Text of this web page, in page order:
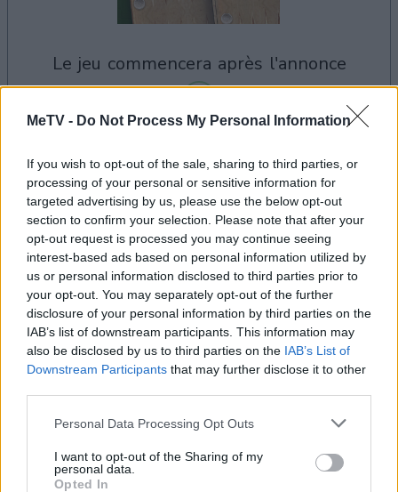
MeTV - Do Not Process My Personal Information
If you wish to opt-out of the sale, sharing to third parties, or
processing of your personal or sensitive information for
targeted advertising by us, please use the below opt-out
section to confirm your selection. Please note that after your
opt-out request is processed you may continue seeing
interest-based ads based on personal information utilized by
us or personal information disclosed to third parties prior to
your opt-out. You may separately opt-out of the further
disclosure of your personal information by third parties on the
IAB’s list of downstream participants. This information may
also be disclosed by us to third parties on the IAB’s List of
Downstream Participants that may further disclose it to other
Personal Data Processing Opt Outs
I want to opt-out of the Sharing of my
personal data.
Opted In
le jeu commencera après l'annonce
Publicité
Les joueurs de Backgammon aiment aussi : Voir tous
Meilleurs scores